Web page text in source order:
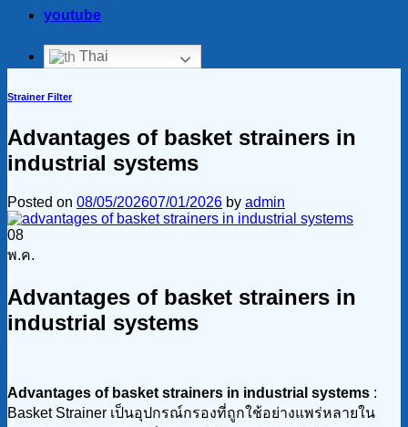
youtube
Thai
Strainer Filter
Advantages of basket strainers in
industrial systems
Posted on 08/05/202607/01/2026 by admin
08
พ.ค.
Advantages of basket strainers in
industrial systems
Advantages of basket strainers in industrial systems :
Basket Strainer เป็นอุปกรณ์กรองที่ถูกใช้อย่างแพร่หลายใน